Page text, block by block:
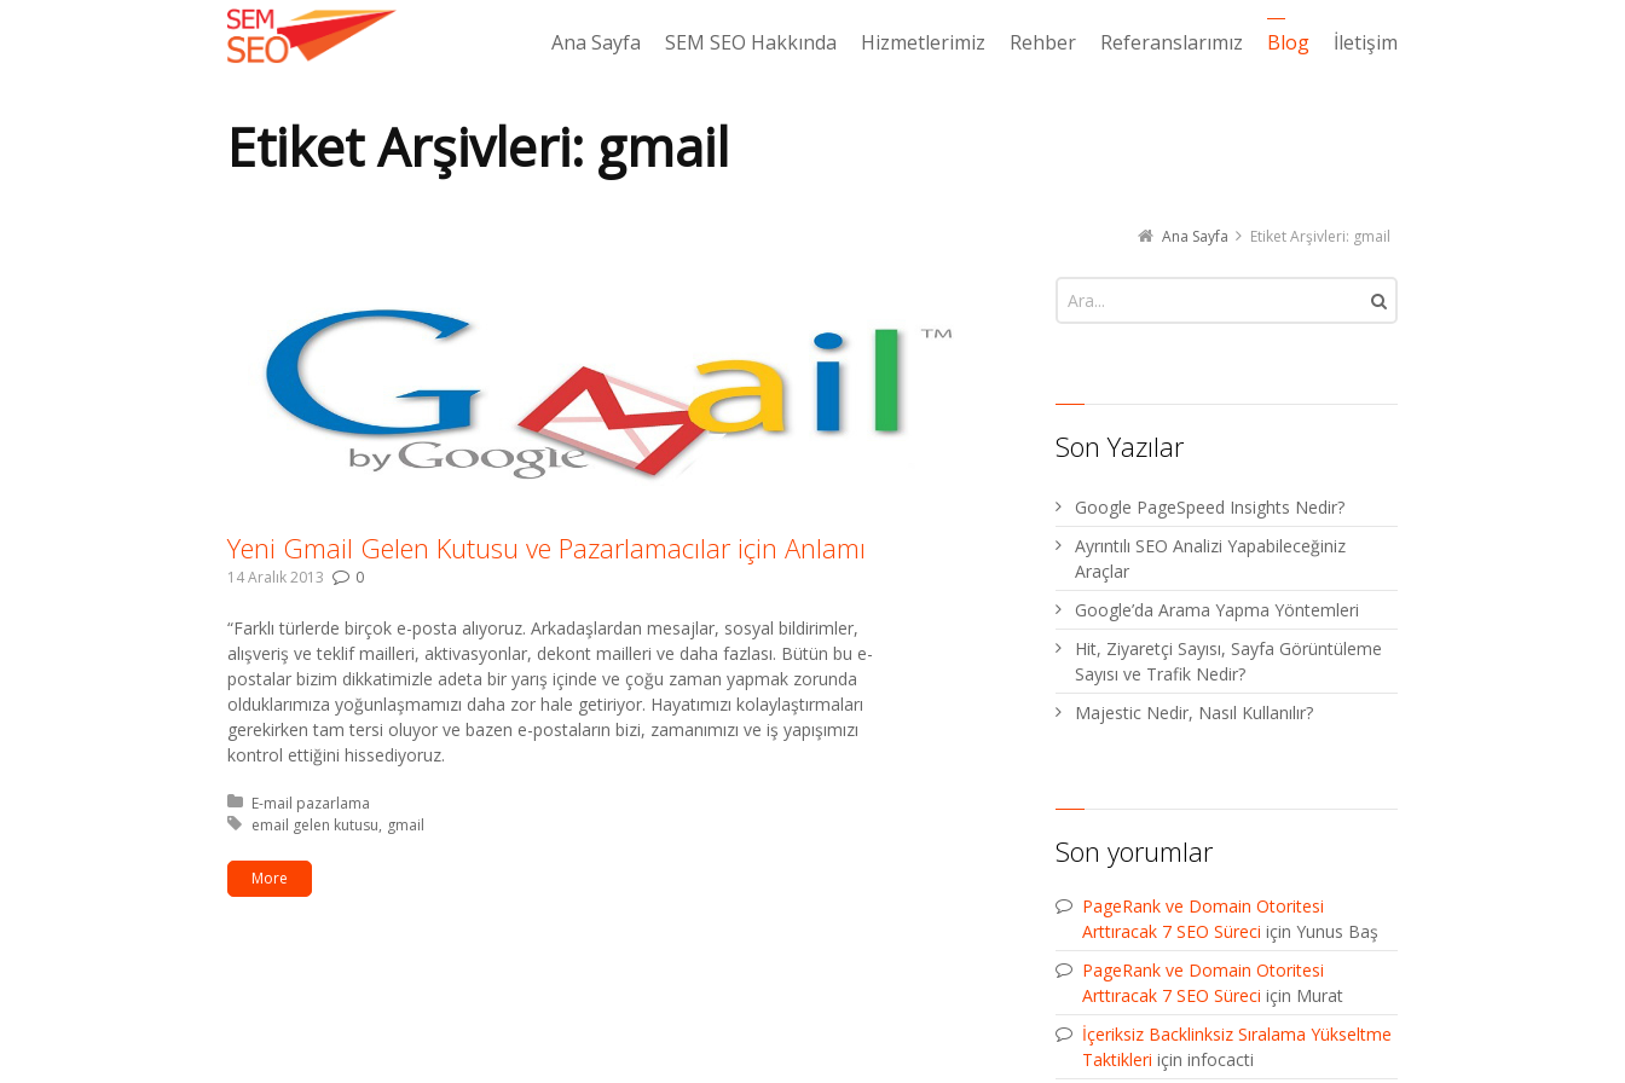
Ana Sayfa SEM SEO Hakkında Hizmetlerimiz Rehber Referanslarımız Blog İletişim
Etiket Arşivleri: gmail
Ana Sayfa Etiket Arşivleri: gmail
Yeni Gmail Gelen Kutusu ve Pazarlamacılar için Anlamı
14 Aralık 2013 0
“Farklı türlerde birçok e-posta alıyoruz. Arkadaşlardan mesajlar, sosyal bildirimler,
alışveriş ve teklif mailleri, aktivasyonlar, dekont mailleri ve daha fazlası. Bütün bu e-
postalar bizim dikkatimizle adeta bir yarış içinde ve çoğu zaman yapmak zorunda
olduklarımıza yoğunlaşmamızı daha zor hale getiriyor. Hayatımızı kolaylaştırmaları
gerekirken tam tersi oluyor ve bazen e-postaların bizi, zamanımızı ve iş yapışımızı
kontrol ettiğini hissediyoruz.
Kategori:
E-mail pazarlama
Etiket:
email gelen kutusu gmail
More
Son Yazılar
Google PageSpeed Insights Nedir?
Ayrıntılı SEO Analizi Yapabileceğiniz
Araçlar
Google’da Arama Yapma Yöntemleri
Hit, Ziyaretçi Sayısı, Sayfa Görüntüleme
Sayısı ve Trafik Nedir?
Majestic Nedir, Nasıl Kullanılır?
Son yorumlar
PageRank ve Domain Otoritesi
Arttıracak 7 SEO Süreci için Yunus Baş
PageRank ve Domain Otoritesi
Arttıracak 7 SEO Süreci için Murat
İçeriksiz Backlinksiz Sıralama Yükseltme
Taktikleri için infocacti